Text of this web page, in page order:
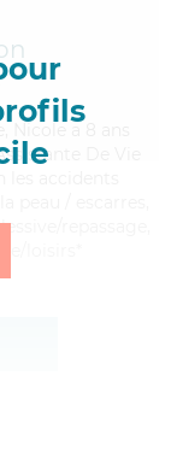
Nicole a 8 ans
De Vie
repassage,
loisirs*